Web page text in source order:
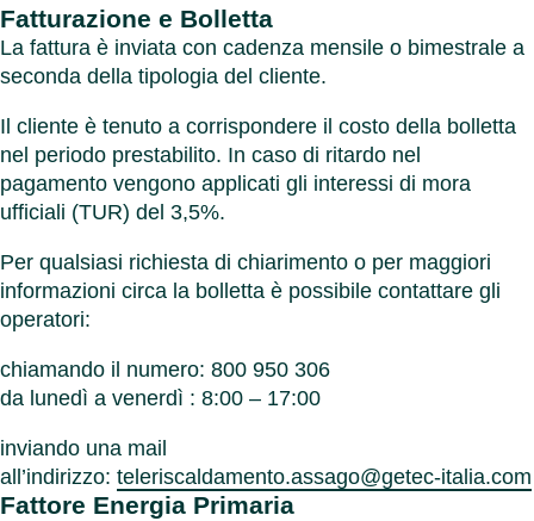
Fatturazione e Bolletta
La fattura è inviata con cadenza mensile o bimestrale a
seconda della tipologia del cliente.
Il cliente è tenuto a corrispondere il costo della bolletta
nel periodo prestabilito. In caso di ritardo nel
pagamento vengono applicati gli interessi di mora
ufficiali (TUR) del 3,5%.
Per qualsiasi richiesta di chiarimento o per maggiori
informazioni circa la bolletta è possibile contattare gli
operatori:
chiamando il numero: 800 950 306
da lunedì a venerdì : 8:00 – 17:00
inviando una mail
all’indirizzo: teleriscaldamento.assago@getec-italia.com
Fattore Energia Primaria